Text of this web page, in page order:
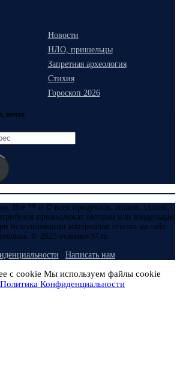
Новости
НЛО, пришельцы
Запретная археология
Стихия
Гороскоп 2026
почте
Все ™ и © всех продуктов, знаков, статей,
принадлежат авторам или владельцам
использовании материалов ссылка на сайт
© 2025 evmenov37.ru
Написать нам
с cookie Мы используем файлы cookie
Политика Конфиденциальности